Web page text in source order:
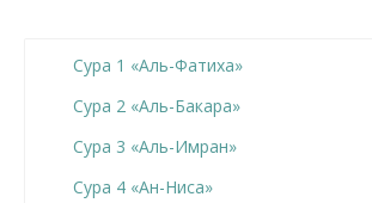
Сура 1 «Аль-Фатиха»
Сура 2 «Аль-Бакара»
Сура 3 «Аль-Имран»
Сура 4 «Ан-Ниса»